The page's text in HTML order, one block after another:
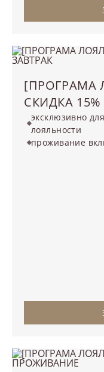
[ПРОГРАМА
СКИДКА
эксклюзивно
лояльности
проживание